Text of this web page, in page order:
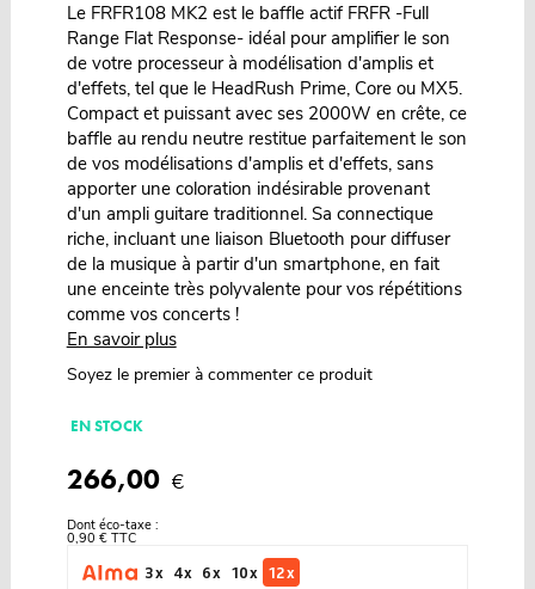
Le FRFR108 MK2 est le baffle actif FRFR -Full
Range Flat Response- idéal pour amplifier le son
de votre processeur à modélisation d'amplis et
d'effets, tel que le HeadRush Prime, Core ou MX5.
Compact et puissant avec ses 2000W en crête, ce
baffle au rendu neutre restitue parfaitement le son
de vos modélisations d'amplis et d'effets, sans
apporter une coloration indésirable provenant
d'un ampli guitare traditionnel. Sa connectique
riche, incluant une liaison Bluetooth pour diffuser
de la musique à partir d'un smartphone, en fait
une enceinte très polyvalente pour vos répétitions
comme vos concerts !
En savoir plus
Soyez le premier à commenter ce produit
EN STOCK
266,00 €
Dont éco-taxe :
0,90 € TTC
3 x
4 x 6 x 10 x 12 x